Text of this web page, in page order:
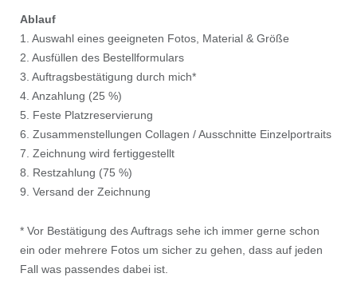
Ablauf
1. Auswahl eines geeigneten Fotos, Material & Größe
2. Ausfüllen des Bestellformulars
3. Auftragsbestätigung durch mich*
4. Anzahlung (25 %)
5. Feste Platzreservierung
6. Zusammenstellungen Collagen / Ausschnitte Einzelportraits
7. Zeichnung wird fertiggestellt
8. Restzahlung (75 %)
9. Versand der Zeichnung
* Vor Bestätigung des Auftrags sehe ich immer gerne schon
ein oder mehrere Fotos um sicher zu gehen, dass auf jeden
Fall was passendes dabei ist.